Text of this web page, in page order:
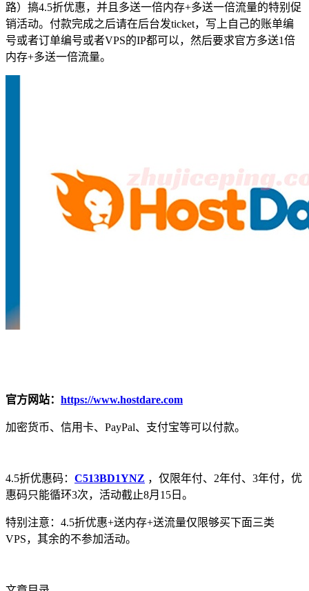
路）搞4.5折优惠，并且多送一倍内存+多送一倍流量的特别促
销活动。付款完成之后请在后台发ticket，写上自己的账单编
号或者订单编号或者VPS的IP都可以，然后要求官方多送1倍
内存+多送一倍流量。
官方网站： https://www.hostdare.com
加密货币、信用卡、PayPal、支付宝等可以付款。
4.5折优惠码： C513BD1YNZ ，仅限年付、2年付、3年付，优
惠码只能循环3次，活动截止8月15日。
特别注意：4.5折优惠+送内存+送流量仅限够买下面三类
VPS，其余的不参加活动。